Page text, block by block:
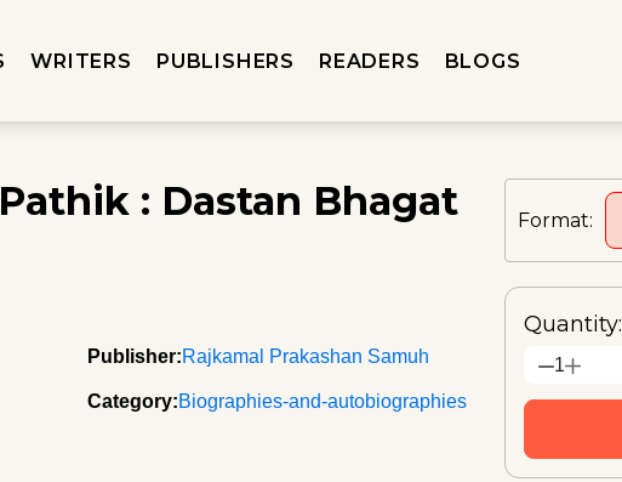
WRITERS PUBLISHERS READERS BLOGS
: Dastan Bhagat
Publisher:Rajkamal Prakashan Samuh
Category:Biographies-and-autobiographies
Format:
Quantity:
1